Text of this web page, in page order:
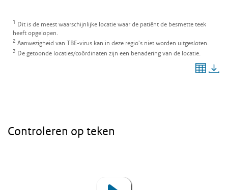
Controleren op teken